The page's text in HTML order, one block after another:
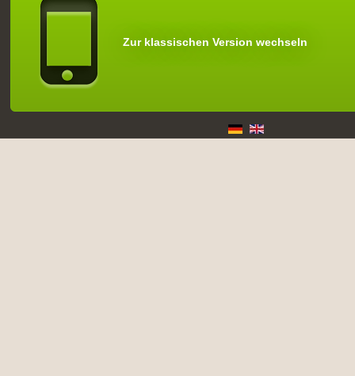
Zur klassischen Version wechseln